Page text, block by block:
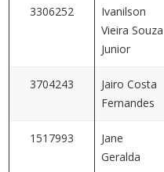
3306252
Ivanilson
Vieira Souza
Junior
3704243
Jairo Costa
Fernandes
1517993
Jane
Geralda